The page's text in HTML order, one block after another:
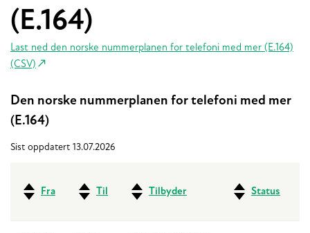
(E.164)
Last ned den norske nummerplanen for telefoni med mer (E.164)
(CSV)
Den norske nummerplanen for telefoni med mer
(E.164)
Sist oppdatert 13.07.2026
Fra Til Tilbyder Status